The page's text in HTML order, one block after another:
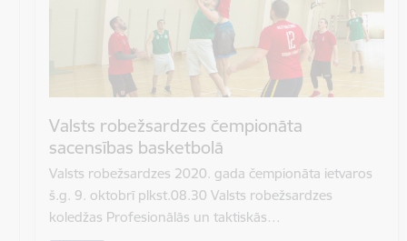
Valsts robežsardzes čempionāta
sacensības basketbolā
Valsts robežsardzes 2020. gada čempionāta ietvaros
š.g. 9. oktobrī plkst.08.30 Valsts robežsardzes
koledžas Profesionālās un taktiskās…